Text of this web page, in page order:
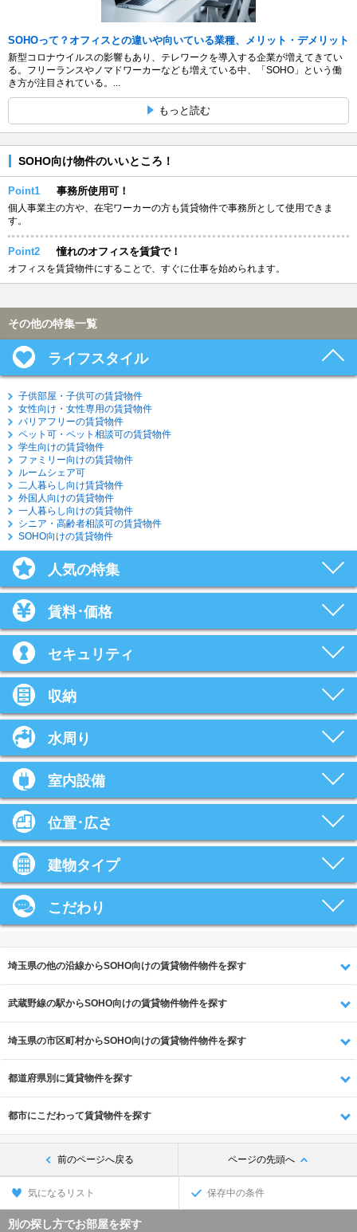
SOHOって？オフィスとの違いや向いている業種、メリット・デメリット
新型コロナウイルスの影響もあり、テレワークを導入する企業が増えてきてい
る。フリーランスやノマドワーカーなども増えている中、「SOHO」という働
き方が注目されている。...
もっと読む
SOHO向け物件のいいところ！
Point1 事務所使用可！
個人事業主の方や、在宅ワーカーの方も賃貸物件で事務所として使用できま
す。
Point2 憧れのオフィスを賃貸で！
オフィスを賃貸物件にすることで、すぐに仕事を始められます。
その他の特集一覧
ライフスタイル
子供部屋・子供可の賃貸物件
女性向け・女性専用の賃貸物件
バリアフリーの賃貸物件
ペット可・ペット相談可の賃貸物件
学生向けの賃貸物件
ファミリー向けの賃貸物件
ルームシェア可
二人暮らし向け賃貸物件
外国人向けの賃貸物件
一人暮らし向けの賃貸物件
シニア・高齢者相談可の賃貸物件
SOHO向けの賃貸物件
人気の特集
賃料･価格
セキュリティ
収納
水周り
室内設備
位置･広さ
建物タイプ
こだわり
埼玉県の他の沿線からSOHO向けの賃貸物件物件を探す
武蔵野線の駅からSOHO向けの賃貸物件物件を探す
埼玉県の市区町村からSOHO向けの賃貸物件物件を探す
都道府県別に賃貸物件を探す
都市にこだわって賃貸物件を探す
前のページへ戻る ページの先頭へ
気になるリスト 保存中の条件
別の探し方でお部屋を探す